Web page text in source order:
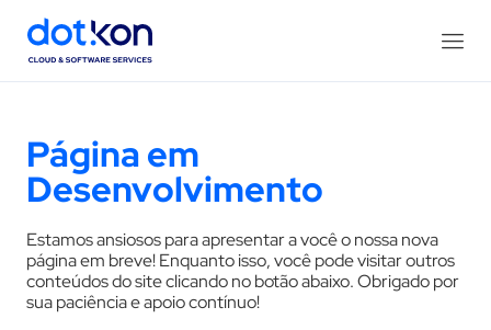
Página em
Desenvolvimento
Estamos ansiosos para apresentar a você o nossa nova
página em breve! Enquanto isso, você pode visitar outros
conteúdos do site clicando no botão abaixo. Obrigado por
sua paciência e apoio contínuo!